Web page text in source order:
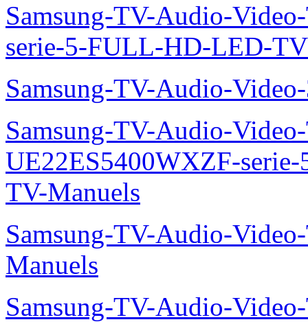
Samsung-TV-Audio-
serie-5-FULL-HD-LED-
Samsung-TV-Audio-
Samsung-TV-Audio-
UE22ES5400WXZF-
TV-Manuels
Samsung-TV-Audio-
Manuels
Samsung-TV-Audio-